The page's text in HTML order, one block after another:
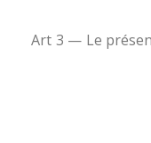
Art 3 — Le